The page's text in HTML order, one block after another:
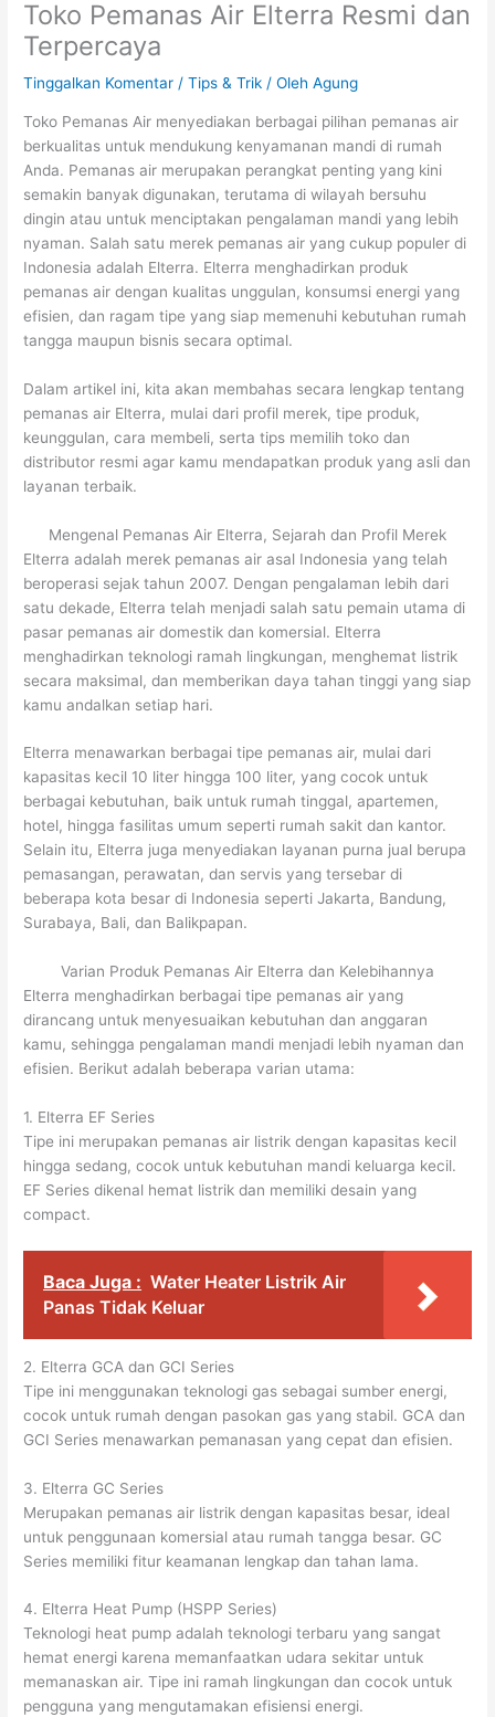
Toko Pemanas Air Elterra Resmi dan
Terpercaya
Tinggalkan Komentar /Tips & Trik / OlehAgung
Toko Pemanas Air menyediakan berbagai pilihan pemanas air
berkualitas untuk mendukung kenyamanan mandi di rumah
Anda. Pemanas air merupakan perangkat penting yang kini
semakin banyak digunakan, terutama di wilayah bersuhu
dingin atau untuk menciptakan pengalaman mandi yang lebih
nyaman. Salah satu merek pemanas air yang cukup populer di
Indonesia adalah Elterra. Elterra menghadirkan produk
pemanas air dengan kualitas unggulan, konsumsi energi yang
efisien, dan ragam tipe yang siap memenuhi kebutuhan rumah
tangga maupun bisnis secara optimal.
Dalam artikel ini, kita akan membahas secara lengkap tentang
pemanas air Elterra, mulai dari profil merek, tipe produk,
keunggulan, cara membeli, serta tips memilih toko dan
distributor resmi agar kamu mendapatkan produk yang asli dan
layanan terbaik.
Mengenal Pemanas Air Elterra, Sejarah dan Profil Merek
Elterra adalah merek pemanas air asal Indonesia yang telah
beroperasi sejak tahun 2007. Dengan pengalaman lebih dari
satu dekade, Elterra telah menjadi salah satu pemain utama di
pasar pemanas air domestik dan komersial. Elterra
menghadirkan teknologi ramah lingkungan, menghemat listrik
secara maksimal, dan memberikan daya tahan tinggi yang siap
kamu andalkan setiap hari.
Elterra menawarkan berbagai tipe pemanas air, mulai dari
kapasitas kecil 10 liter hingga 100 liter, yang cocok untuk
berbagai kebutuhan, baik untuk rumah tinggal, apartemen,
hotel, hingga fasilitas umum seperti rumah sakit dan kantor.
Selain itu, Elterra juga menyediakan layanan purna jual berupa
pemasangan, perawatan, dan servis yang tersebar di
beberapa kota besar di Indonesia seperti Jakarta, Bandung,
Surabaya, Bali, dan Balikpapan.
Varian Produk Pemanas Air Elterra dan Kelebihannya
Elterra menghadirkan berbagai tipe pemanas air yang
dirancang untuk menyesuaikan kebutuhan dan anggaran
kamu, sehingga pengalaman mandi menjadi lebih nyaman dan
efisien. Berikut adalah beberapa varian utama:
1. Elterra EF Series
Tipe ini merupakan pemanas air listrik dengan kapasitas kecil
hingga sedang, cocok untuk kebutuhan mandi keluarga kecil.
EF Series dikenal hemat listrik dan memiliki desain yang
compact.
Baca Juga : Water Heater Listrik Air
Panas Tidak Keluar
2. Elterra GCA dan GCI Series
Tipe ini menggunakan teknologi gas sebagai sumber energi,
cocok untuk rumah dengan pasokan gas yang stabil. GCA dan
GCI Series menawarkan pemanasan yang cepat dan efisien.
3. Elterra GC Series
Merupakan pemanas air listrik dengan kapasitas besar, ideal
untuk penggunaan komersial atau rumah tangga besar. GC
Series memiliki fitur keamanan lengkap dan tahan lama.
4. Elterra Heat Pump (HSPP Series)
Teknologi heat pump adalah teknologi terbaru yang sangat
hemat energi karena memanfaatkan udara sekitar untuk
memanaskan air. Tipe ini ramah lingkungan dan cocok untuk
pengguna yang mengutamakan efisiensi energi.